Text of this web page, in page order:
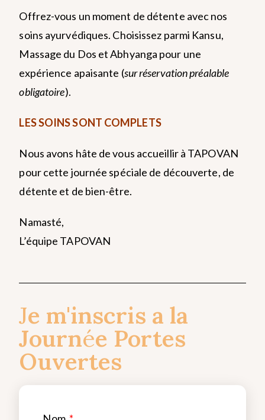
Offrez-vous un moment de détente avec nos
soins ayurvédiques. Choisissez parmi Kansu,
Massage du Dos et Abhyanga pour une
expérience apaisante (sur réservation préalable
obligatoire).
LES SOINS SONT COMPLETS
Nous avons hâte de vous accueillir à TAPOVAN
pour cette journée spéciale de découverte, de
détente et de bien-être.
Namasté,
L’équipe TAPOVAN
Je m'inscris a la
Journée Portes
Ouvertes